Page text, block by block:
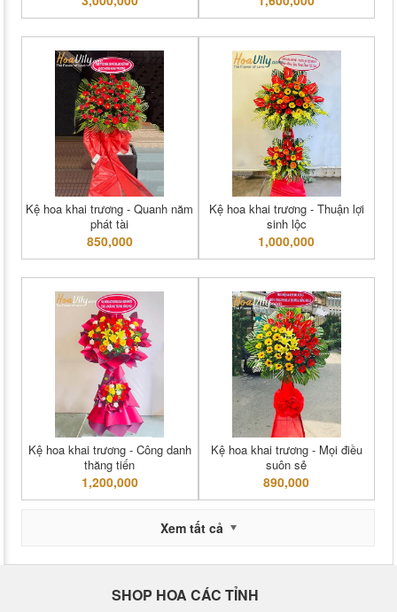
Kệ hoa khai trương - Quanh năm
phát tài
850,000
Kệ hoa khai trương - Thuận lợi
sinh lộc
1,000,000
Kệ hoa khai trương - Công danh
thăng tiến
1,200,000
Kệ hoa khai trương - Mọi điều
suôn sẻ
890,000
Xem tất cả
SHOP HOA CÁC TỈNH